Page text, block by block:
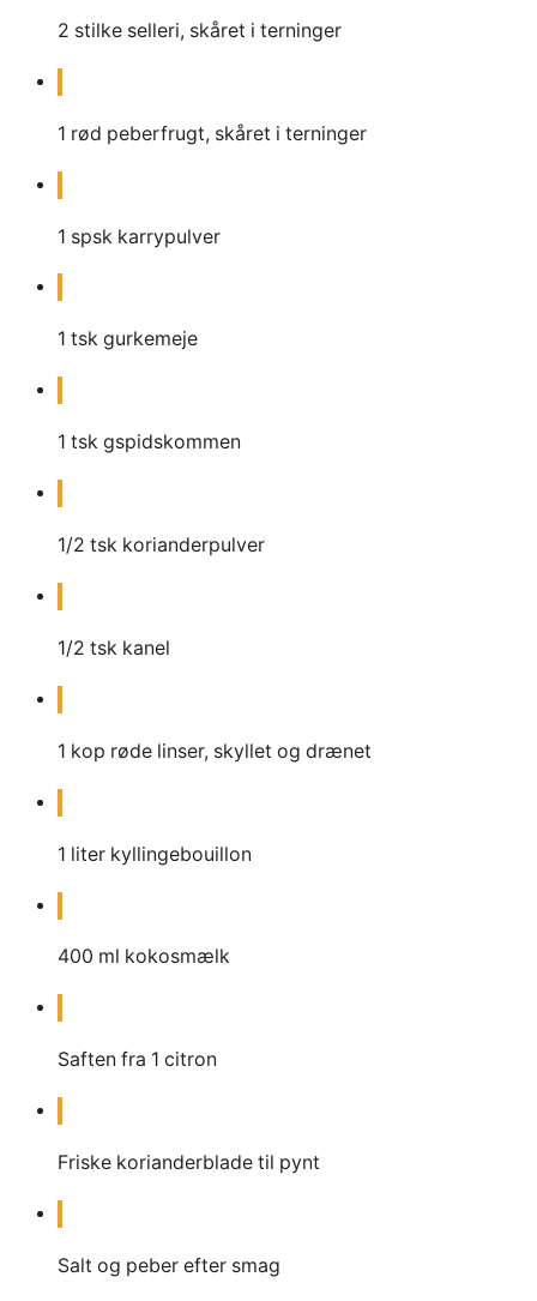
2 stilke selleri, skåret i terninger
1 rød peberfrugt, skåret i terninger
1 spsk karrypulver
1 tsk gurkemeje
1 tsk gspidskommen
1/2 tsk korianderpulver
1/2 tsk kanel
1 kop røde linser, skyllet og drænet
1 liter kyllingebouillon
400 ml kokosmælk
Saften fra 1 citron
Friske korianderblade til pynt
Salt og peber efter smag